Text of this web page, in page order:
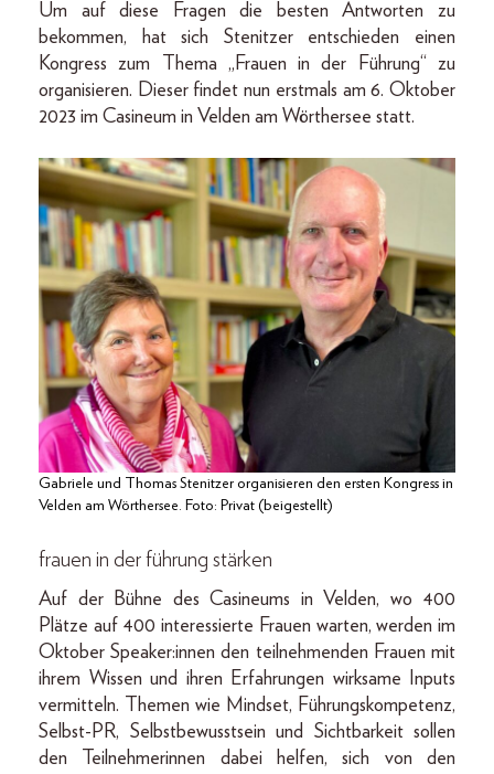
Um auf diese Fragen die besten Antworten zu
bekommen, hat sich Stenitzer entschieden einen
Kongress zum Thema „Frauen in der Führung“ zu
organisieren. Dieser findet nun erstmals am 6. Oktober
2023 im Casineum in Velden am Wörthersee statt.
Gabriele und Thomas Stenitzer organisieren den ersten Kongress in
Velden am Wörthersee. Foto: Privat (beigestellt)
frauen in der führung stärken
Auf der Bühne des Casineums in Velden, wo 400
Plätze auf 400 interessierte Frauen warten, werden im
Oktober Speaker:innen den teilnehmenden Frauen mit
ihrem Wissen und ihren Erfahrungen wirksame Inputs
vermitteln. Themen wie Mindset, Führungskompetenz,
Selbst-PR, Selbstbewusstsein und Sichtbarkeit sollen
den Teilnehmerinnen dabei helfen, sich von den